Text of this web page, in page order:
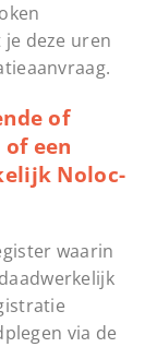
deze uren
of
een
Noloc-
waarin
via de